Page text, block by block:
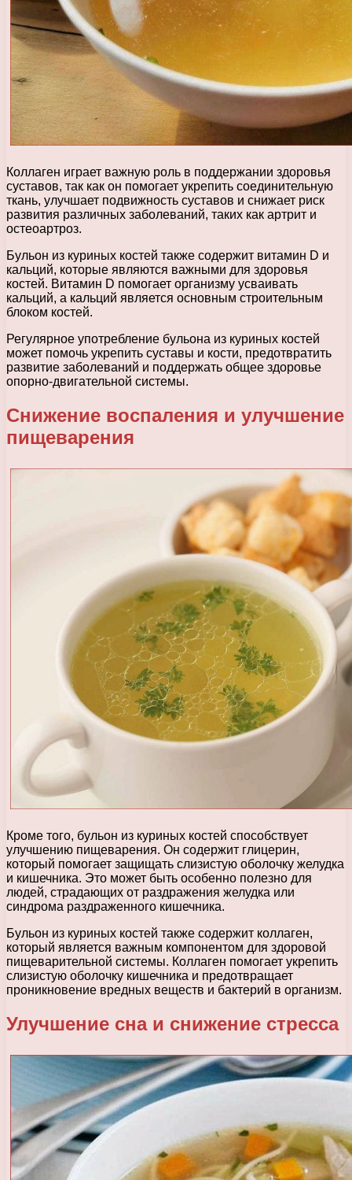
Коллаген играет важную роль в поддержании здоровья
суставов, так как он помогает укрепить соединительную
ткань, улучшает подвижность суставов и снижает риск
развития различных заболеваний, таких как артрит и
остеоартроз.
Бульон из куриных костей также содержит витамин D и
кальций, которые являются важными для здоровья
костей. Витамин D помогает организму усваивать
кальций, а кальций является основным строительным
блоком костей.
Регулярное употребление бульона из куриных костей
может помочь укрепить суставы и кости, предотвратить
развитие заболеваний и поддержать общее здоровье
опорно-двигательной системы.
Снижение воспаления и улучшение
пищеварения
Кроме того, бульон из куриных костей способствует
улучшению пищеварения. Он содержит глицерин,
который помогает защищать слизистую оболочку желудка
и кишечника. Это может быть особенно полезно для
людей, страдающих от раздражения желудка или
синдрома раздраженного кишечника.
Бульон из куриных костей также содержит коллаген,
который является важным компонентом для здоровой
пищеварительной системы. Коллаген помогает укрепить
слизистую оболочку кишечника и предотвращает
проникновение вредных веществ и бактерий в организм.
Улучшение сна и снижение стресса